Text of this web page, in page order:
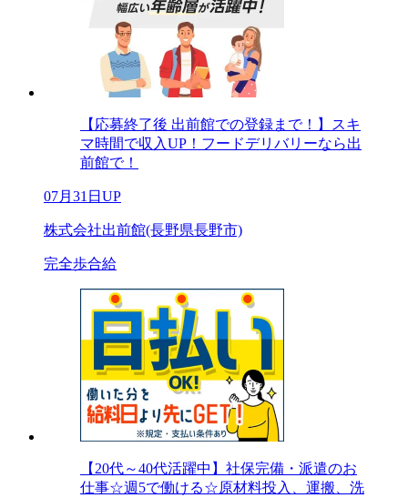
【応募終了後 出前館での登録まで！】スキ
マ時間で収入UP！フードデリバリーなら出
前館で！
07月31日UP
株式会社出前館(長野県長野市)
完全歩合給
【20代～40代活躍中】社保完備・派遣のお
仕事☆週5で働ける☆原材料投入、運搬、洗